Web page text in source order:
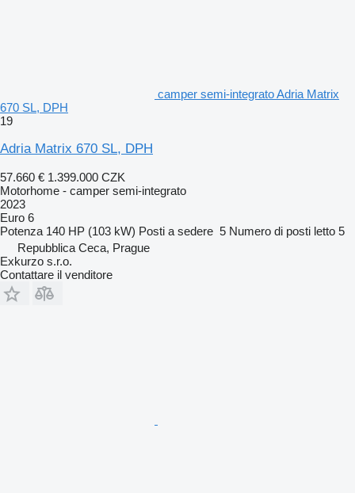
camper semi-integrato Adria Matrix
670 SL, DPH
19
Adria Matrix 670 SL, DPH
57.660 € 1.399.000 CZK
Motorhome - camper semi-integrato
2023
Euro 6
Potenza 140 HP (103 kW) Posti a sedere 5 Numero di posti letto 5
Repubblica Ceca, Prague
Exkurzo s.r.o.
Contattare il venditore